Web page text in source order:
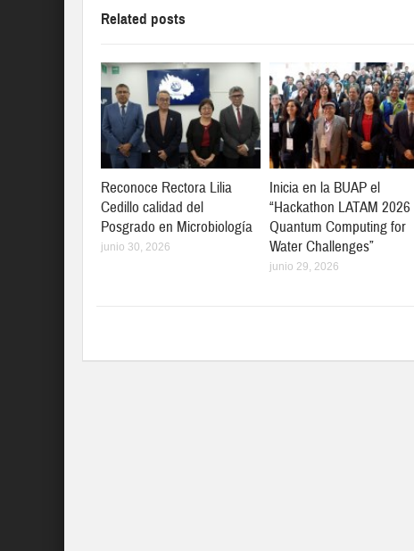
Related posts
Reconoce Rectora Lilia
Cedillo calidad del
Posgrado en Microbiología
junio 30, 2026
Inicia en la BUAP el
“Hackathon LATAM 2026
Quantum Computing for
Water Challenges”
junio 29, 2026